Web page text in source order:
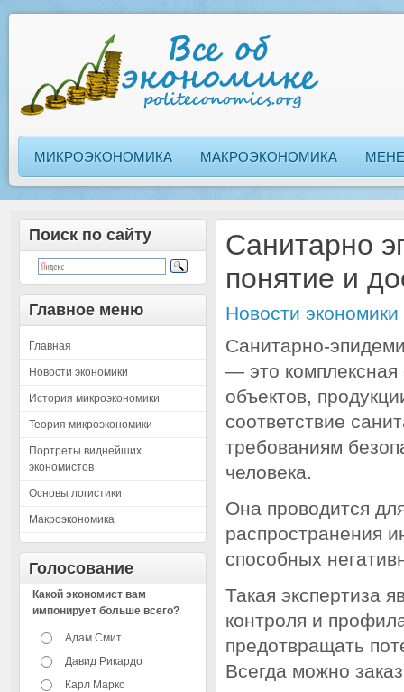
МИКРОЭКОНОМИКА МАКРОЭКОНОМИКА
Поиск по сайту
Главное меню
Главная
Новости экономики
История микроэкономики
Теория микроэкономики
Портреты виднейших
экономистов
Основы логистики
Макроэкономика
Голосование
Какой экономист вам
импонирует больше всего?
Адам Смит
Давид Рикардо
Карл Маркс
Санитарно
понятие и
Новости экономики
Санитарно-
— это комплексная
объектов,
соответствие
требованиям
человека.
Она проводится
распространения
способных
Такая экспертиза
контроля и
предотвращать
Всегда можно